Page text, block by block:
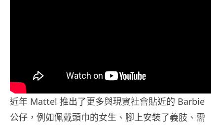
近年 Mattel 推出了更多與現實社會貼近的 Barbie
公仔，例如佩戴頭巾的女生、腳上安裝了義肢、需